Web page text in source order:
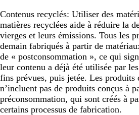
Contenus recyclés: Utiliser des
matières recyclées aide à réduire la
vierges et leurs émissions. Tous les
demain fabriqués à partir de
de « postconsommation », ce qui
leur contenu a déjà été utilisée par
fins prévues, puis jetée. Les produits
n’incluent pas de produits conçus à
préconsommation, qui sont créés à
certains processus de fabrication.